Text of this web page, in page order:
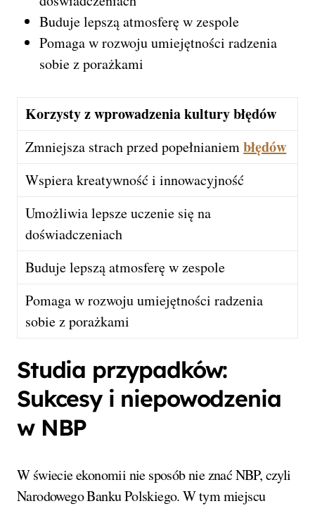
Buduje lepszą atmosferę w zespole
Pomaga w rozwoju umiejętności radzenia
sobie z porażkami
Korzysty z wprowadzenia kultury błędów
Zmniejsza strach przed popełnianiembłędów
Wspiera kreatywność i innowacyjność
Umożliwia lepsze uczenie się na
doświadczeniach
Buduje lepszą atmosferę w zespole
Pomaga w rozwoju umiejętności radzenia
sobie z porażkami
Studia przypadków:
Sukcesy i niepowodzenia
w NBP
W świecie ekonomii nie sposób nie znać NBP, czyli
Narodowego Banku Polskiego. W tym miejscu